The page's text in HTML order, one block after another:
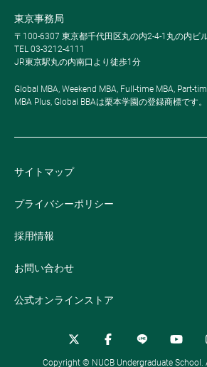
東京事務局
〒100-6307 東京都千代田区丸の内2-4-1丸の内ビ
TEL 03-3212-4111
JR東京駅丸の内南口より徒歩1分
Global MBA, Weekend MBA, Full-time MBA, Part-
MBA Plus, Global BBAは栗本学園の登録商標です。
サイトマップ
プライバシーポリシー
採用情報
お問い合わせ
公式オンラインストア
Copyright © NUCB Undergraduate School.